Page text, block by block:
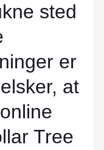
sted
er
at
Tree